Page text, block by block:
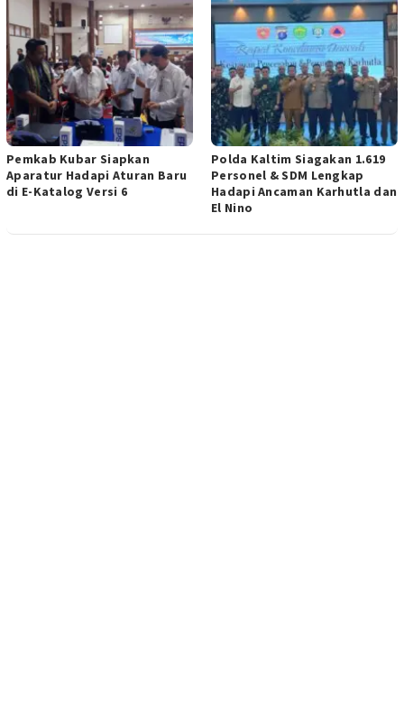
Pemkab Kubar Siapkan
Aparatur Hadapi Aturan Baru
di E-Katalog Versi 6
Polda Kaltim Siagakan 1.619
Personel & SDM Lengkap
Hadapi Ancaman Karhutla dan
El Nino